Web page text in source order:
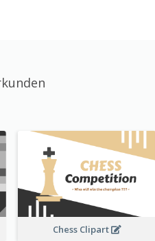
Chess Clipart